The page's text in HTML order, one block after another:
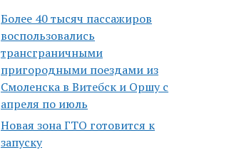
Более 40 тысяч пассажиров
воспользовались
трансграничными
пригородными поездами из
Смоленска в Витебск и Оршу с
апреля по июль
Новая зона ГТО готовится к
запуску